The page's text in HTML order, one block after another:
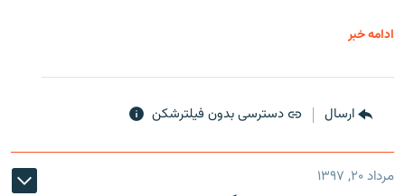
ادامه خبر
ارسال دسترسی بدون فیلترشکن
مرداد ۲۰, ۱۳۹۷